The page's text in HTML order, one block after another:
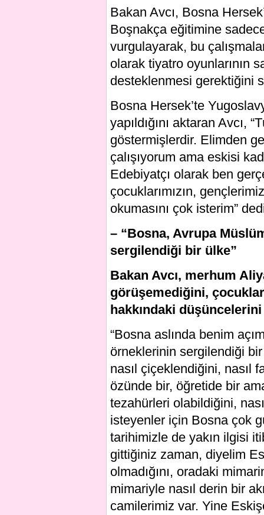
Bakan Avcı, Bosna
Boşnakça eğitimine
vurgulayarak, bu
olarak tiyatro oyunlarının
desteklenmesi gerektiğini
Bosna Hersek’te
yapıldığını aktaran Avcı,
göstermişlerdir. Elimden
çalışıyorum ama eskisi
Edebiyatçı olarak ben
çocuklarımızın,
okumasını çok isterim”
– “Bosna, Avrupa
sergilendiği bir ülke”
Bakan Avcı, merhum
görüşemediğini,
hakkındaki
“Bosna aslında benim
örneklerinin sergilendiği bir
nasıl çiçeklendiğini, nasıl
özünde bir, öğretide bir
tezahürleri olabildiğini,
isteyenler için Bosna çok
tarihimizle de yakın ilgisi
gittiğiniz zaman, diyelim
olmadığını, oradaki
mimariyle nasıl derin bir
camilerimiz var. Yine